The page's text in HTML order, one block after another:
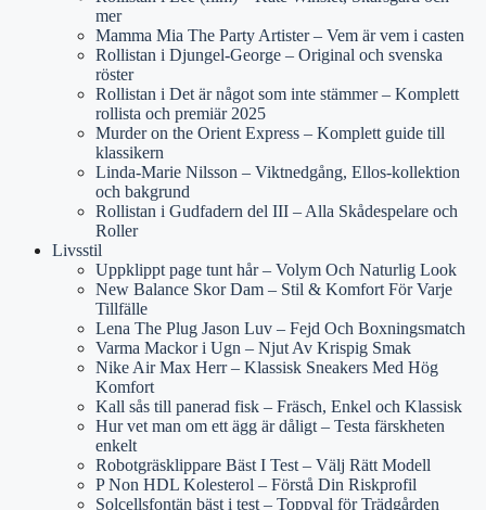
mer
Mamma Mia The Party Artister – Vem är vem i casten
Rollistan i Djungel-George – Original och svenska
röster
Rollistan i Det är något som inte stämmer – Komplett
rollista och premiär 2025
Murder on the Orient Express – Komplett guide till
klassikern
Linda-Marie Nilsson – Viktnedgång, Ellos-kollektion
och bakgrund
Rollistan i Gudfadern del III – Alla Skådespelare och
Roller
Livsstil
Uppklippt page tunt hår – Volym Och Naturlig Look
New Balance Skor Dam – Stil & Komfort För Varje
Tillfälle
Lena The Plug Jason Luv – Fejd Och Boxningsmatch
Varma Mackor i Ugn – Njut Av Krispig Smak
Nike Air Max Herr – Klassisk Sneakers Med Hög
Komfort
Kall sås till panerad fisk – Fräsch, Enkel och Klassisk
Hur vet man om ett ägg är dåligt – Testa färskheten
enkelt
Robotgräsklippare Bäst I Test – Välj Rätt Modell
P Non HDL Kolesterol – Förstå Din Riskprofil
Solcellsfontän bäst i test – Toppval för Trädgården